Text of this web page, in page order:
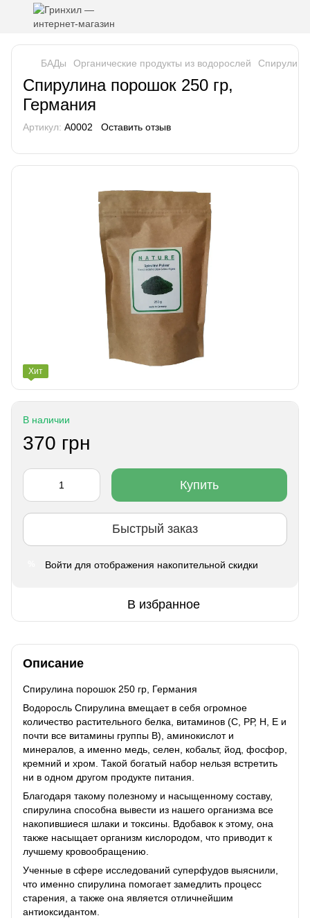
БАДы Органические продукты из водорослей
Спирулина порошок 250 гр,
Германия
Артикул: А0002 Оставить отзыв
Хит
В наличии
370 грн
Купить
Быстрый заказ
Войти для отображения накопительной скидки
В избранное
Описание
Спирулина порошок 250 гр, Германия
Водоросль Спирулина вмещает в себя огромное
количество растительного белка, витаминов (С, РР, Н, Е и
почти все витамины группы В), аминокислот и
минералов, а именно медь, селен, кобальт, йод, фосфор,
кремний и хром. Такой богатый набор нельзя встретить
ни в одном другом продукте питания.
Благодаря такому полезному и насыщенному составу,
спирулина способна вывести из нашего организма все
накопившиеся шлаки и токсины. Вдобавок к этому, она
также насыщает организм кислородом, что приводит к
лучшему кровообращению.
Ученные в сфере исследований суперфудов выяснили,
что именно спирулина помогает замедлить процесс
старения, а также она является отличнейшим
антиоксидантом.